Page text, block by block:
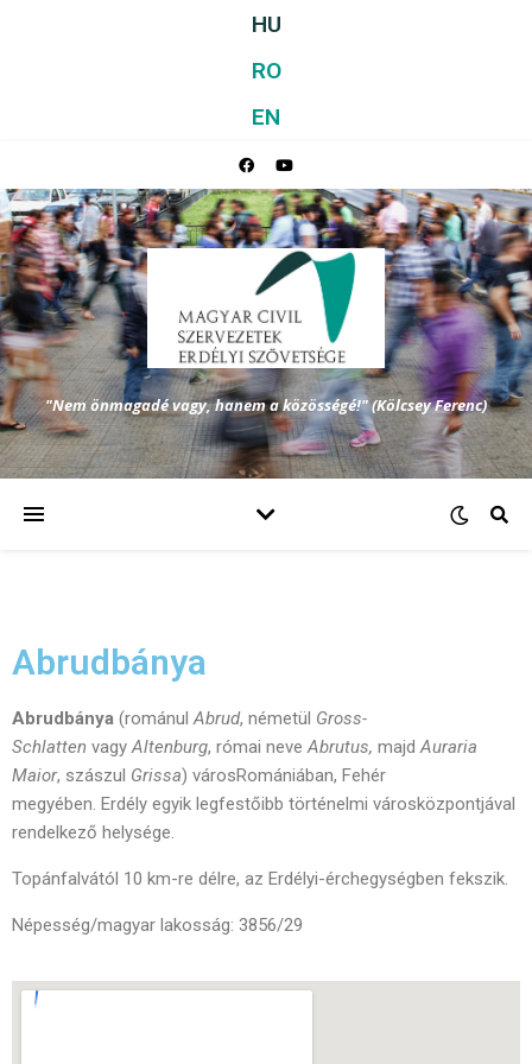
HU
RO
EN
"Nem önmagadé vagy, hanem a közösségé!" (Kölcsey Ferenc)
Abrudbánya
Abrudbánya (románulAbrud, németül Gross-
Schlatten vagyAltenburg, római neveAbrutus, majdAuraria
Maior, szászul Grissa) városRomániában, Fehér
megyében. Erdély egyik legfestőibb történelmi városközpontjával
rendelkező helysége.
Topánfalvától 10 km-re délre, az Erdélyi-érchegységben fekszik.
Népesség/magyar lakosság: 3856/29